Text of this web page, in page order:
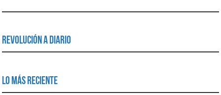
Revolución a Diario
Lo Más Reciente